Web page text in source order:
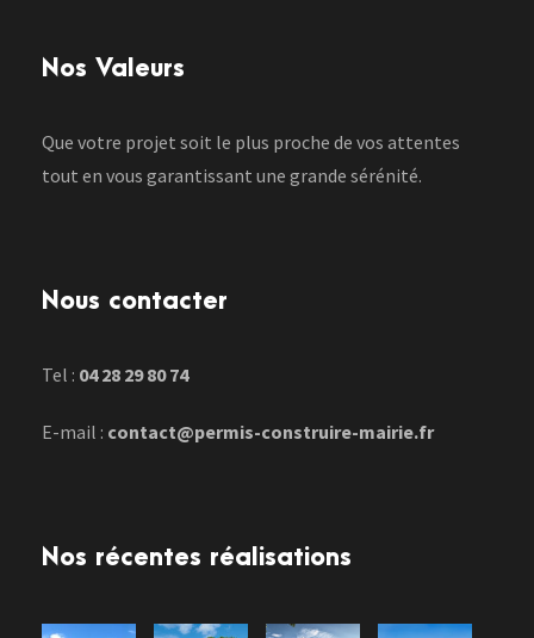
Nos Valeurs
Que votre projet soit le plus proche de vos attentes
tout en vous garantissant une grande sérénité.
Nous contacter
Tel : 04 28 29 80 74
E-mail : contact@permis-construire-mairie.fr
Nos récentes réalisations